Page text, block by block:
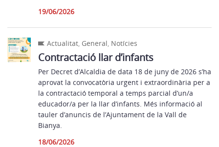
19/06/2026
Actualitat, General, Notícies
Contractació llar d’infants
Per Decret d’Alcaldia de data 18 de juny de 2026 s’ha
aprovat la convocatòria urgent i extraordinària per a
la contractació temporal a temps parcial d’un/a
educador/a per la llar d’infants. Més informació al
tauler d’anuncis de l’Ajuntament de la Vall de
Bianya.
18/06/2026